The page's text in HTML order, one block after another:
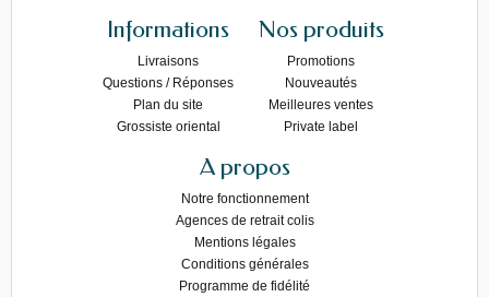
Informations
Livraisons
Questions / Réponses
Plan du site
Grossiste oriental
Nos produits
Promotions
Nouveautés
Meilleures ventes
Private label
A propos
Notre fonctionnement
Agences de retrait colis
Mentions légales
Conditions générales
Programme de fidélité